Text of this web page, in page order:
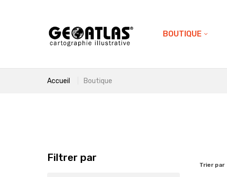
BOUTIQUE
Accueil Boutique
Trier par
Filtrer par